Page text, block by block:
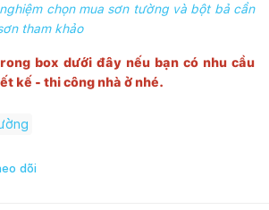
chọn mua sơn tường và bột bả cần
tham khảo
box dưới đây nếu bạn có nhu cầu
kế - thi công nhà ở nhé.
dõi